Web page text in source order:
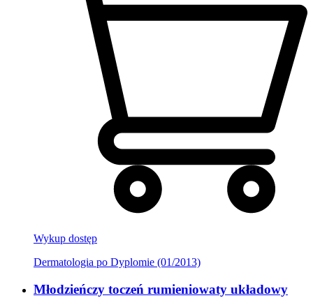
Wykup dostęp
Dermatologia po Dyplomie (01/2013)
Młodzieńczy toczeń rumieniowaty układowy